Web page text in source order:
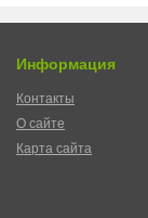
Информация
Контакты
О сайте
Карта сайта